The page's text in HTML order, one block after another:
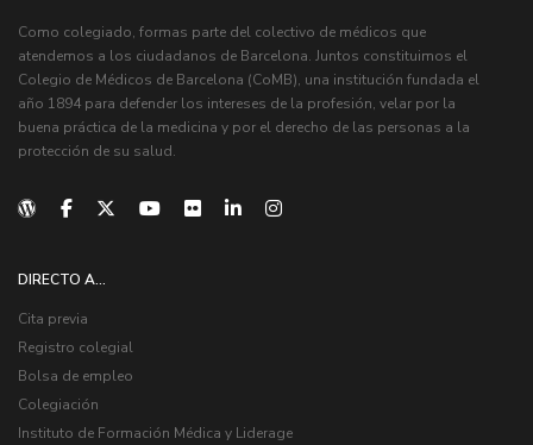
Como colegiado, formas parte del colectivo de médicos que
atendemos a los ciudadanos de Barcelona. Juntos constituimos el
Colegio de Médicos de Barcelona (CoMB), una institución fundada el
año 1894 para defender los intereses de la profesión, velar por la
buena práctica de la medicina y por el derecho de las personas a la
protección de su salud.
DIRECTO A...
Cita previa
Registro colegial
Bolsa de empleo
Colegiación
Instituto de Formación Médica y Liderage